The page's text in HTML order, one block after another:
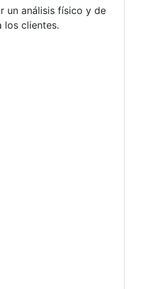
un análisis físico y de
los clientes.